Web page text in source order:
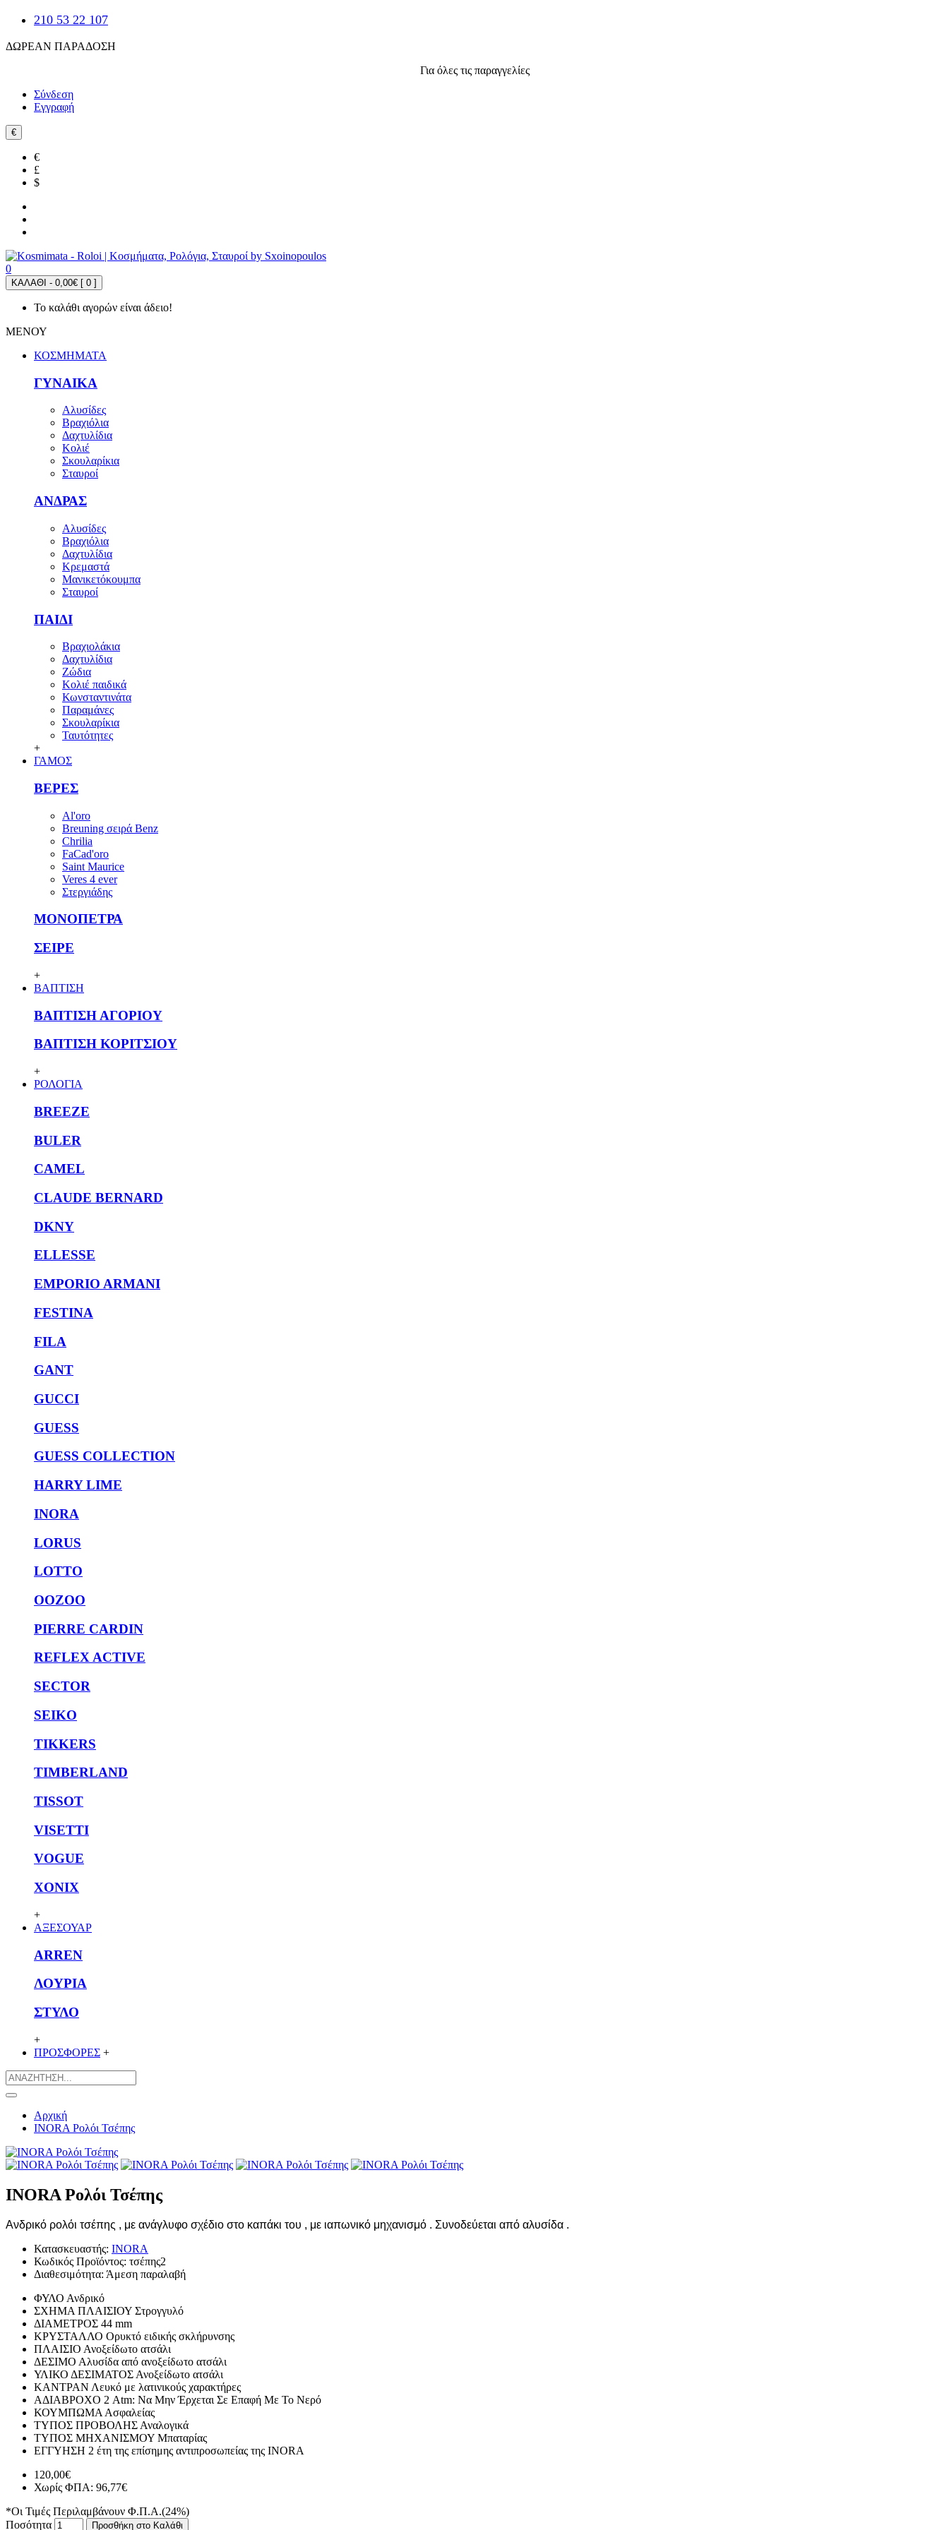
210 53 22 107
ΔΩΡΕΑΝ ΠΑΡΑΔΟΣΗ
Για όλες τις παραγγελίες
Σύνδεση
Εγγραφή
€
€
£
$
0
ΚΑΛΑΘΙ - 0,00€ [ 0 ]
Το καλάθι αγορών είναι άδειο!
ΜΕΝΟΥ
ΚΟΣΜΗΜΑΤΑ
ΓΥΝΑΙΚΑ
Αλυσίδες
Βραχιόλια
Δαχτυλίδια
Κολιέ
Σκουλαρίκια
Σταυροί
ΑΝΔΡΑΣ
Αλυσίδες
Βραχιόλια
Δαχτυλίδια
Κρεμαστά
Μανικετόκουμπα
Σταυροί
ΠΑΙΔΙ
Βραχιολάκια
Δαχτυλίδια
Ζώδια
Κολιέ παιδικά
Κωνσταντινάτα
Παραμάνες
Σκουλαρίκια
Ταυτότητες
+
ΓΑΜΟΣ
ΒΕΡΕΣ
Al'oro
Breuning σειρά Benz
Chrilia
FaCad'oro
Saint Maurice
Veres 4 ever
Στεργιάδης
ΜΟΝΟΠΕΤΡΑ
ΣΕΙΡΕ
+
ΒΑΠΤΙΣΗ
ΒΑΠΤΙΣΗ ΑΓΟΡΙΟΥ
ΒΑΠΤΙΣΗ ΚΟΡΙΤΣΙΟΥ
+
ΡΟΛΟΓΙΑ
BREEZE
BULER
CAMEL
CLAUDE BERNARD
DKNY
ELLESSE
EMPORIO ARMANI
FESTINA
FILA
GANT
GUCCI
GUESS
GUESS COLLECTION
HARRY LIME
INORA
LORUS
LOTTO
OOZOO
PIERRE CARDIN
REFLEX ACTIVE
SECTOR
SEIKO
TIKKERS
TIMBERLAND
TISSOT
VISETTI
VOGUE
XONIX
+
ΑΞΕΣΟΥΑΡ
ARREN
ΛΟΥΡΙΑ
ΣΤΥΛΟ
+
ΠΡΟΣΦΟΡΕΣ +
Αρχική
INORA Ρολόι Τσέπης
INORA Ρολόι Τσέπης
Ανδρικό ρολόι τσέπης , με ανάγλυφο σχέδιο στο καπάκι του , με ιαπωνικό μηχανισμό . Συνοδεύεται από αλυσίδα .
Κατασκευαστής: INORA
Κωδικός Προϊόντος: τσέπης2
Διαθεσιμότητα: Άμεση παραλαβή
ΦΥΛΟ Ανδρικό
ΣΧΗΜΑ ΠΛΑΙΣΙΟΥ Στρογγυλό
ΔΙΑΜΕΤΡΟΣ 44 mm
ΚΡΥΣΤΑΛΛΟ Ορυκτό ειδικής σκλήρυνσης
ΠΛΑΙΣΙΟ Ανοξείδωτο ατσάλι
ΔΕΣΙΜΟ Αλυσίδα από ανοξείδωτο ατσάλι
ΥΛΙΚΟ ΔΕΣΙΜΑΤΟΣ Ανοξείδωτο ατσάλι
ΚΑΝΤΡΑΝ Λευκό με λατινικούς χαρακτήρες
ΑΔΙΑΒΡΟΧΟ 2 Atm: Να Μην Έρχεται Σε Επαφή Με Το Νερό
ΚΟΥΜΠΩΜΑ Ασφαλείας
ΤΥΠΟΣ ΠΡΟΒΟΛΗΣ Αναλογικά
ΤΥΠΟΣ ΜΗΧΑΝΙΣΜΟΥ Μπαταρίας
ΕΓΓΥΗΣΗ 2 έτη της επίσημης αντιπροσωπείας της INORA
120,00€
Χωρίς ΦΠΑ: 96,77€
*Οι Τιμές Περιλαμβάνουν Φ.Π.Α.(24%)
Ποσότητα
Προσθήκη στο Καλάθι